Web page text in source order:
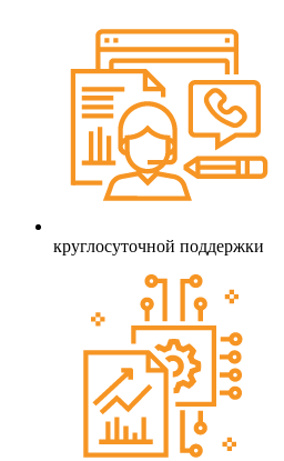
круглосуточной поддержки